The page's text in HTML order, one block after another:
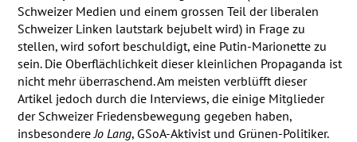
Schweizer Medien und einem grossen Teil der liberalen
Schweizer Linken lautstark bejubelt wird) in Frage zu
stellen, wird sofort beschuldigt, eine Putin-Marionette zu
sein. Die Oberflächlichkeit dieser kleinlichen Propaganda ist
nicht mehr überraschend. Am meisten verblüfft dieser
Artikel jedoch durch die Interviews, die einige Mitglieder
der Schweizer Friedensbewegung gegeben haben,
insbesondere Jo Lang, GSoA-Aktivist und Grünen-Politiker.